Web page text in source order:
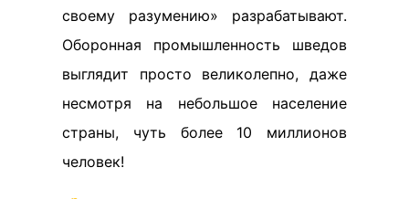
своему разумению» разрабатывают.
Оборонная промышленность шведов
выглядит просто великолепно, даже
несмотря на небольшое население
страны, чуть более 10 миллионов
человек!